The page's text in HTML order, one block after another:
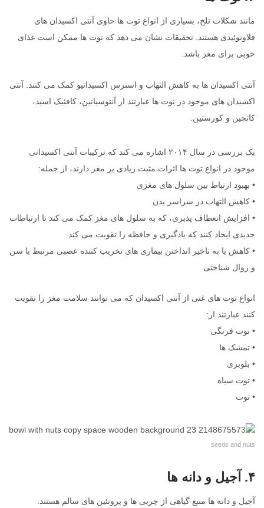
مانند شکلات تلخ، بسیاری از انواع توت ها حاوی آنتی اکسیدان های
فلاونوئیدی هستند. تحقیقات نشان می دهد که توت ها ممکن است غذای
خوبی برای مغز باشد.
آنتی اکسیدان ها به کاهش التهاب و استرس اکسیداتیو کمک می کنند. آنتی
اکسیدان های موجود در توت ها عبارتند از آنتوسیانین، کافئیک اسید،
کاتچین و کورستین.
یک بررسی در سال ۲۰۱۴ اشاره می کند که ترکیبات آنتی اکسیدانی
موجود در انواع توت ها اثرات مثبت زیادی بر مغز دارند، از جمله:
• بهبود ارتباط بین سلول های مغزی
• کاهش التهاب در سراسر بدن
• افزایش انعطاف پذیری، که به سلول های مغز کمک می کند تا ارتباطات
جدیدی ایجاد کنند که یادگیری و حافظه را تقویت می کند
• کاهش یا به تاخیر انداختن بیماری های تخریب کننده عصبی مرتبط با سن
و زوال شناختی
انواع توت های غنی از آنتی اکسیدان که می توانند سلامت مغز را تقویت
کنند عبارتند از:
• توت فرنگی
• تمشک ها
• بلوبری
• توت سیاه
• توت
seeds and nuts
۴. آجیل و دانه ها
آجیل و دانه ها منبع گیاهی از چربی ها و پروتئین های سالم هستند.